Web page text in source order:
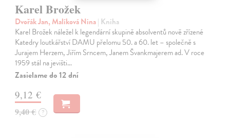
Karel Brožek
Dvořák Jan, Malíková Nina| Kniha
Karel Brožek náležel k legendární skupině absolventů nově zřízené
Katedry loutkářství DAMU přelomu 50. a 60. let – společně s
Jurajem Herzem, Jiřím Srncem, Janem Švankmajerem ad. V roce
1959 stál na jevišti…
Zasielame do 12 dní
9,12 €
9,40 € ?